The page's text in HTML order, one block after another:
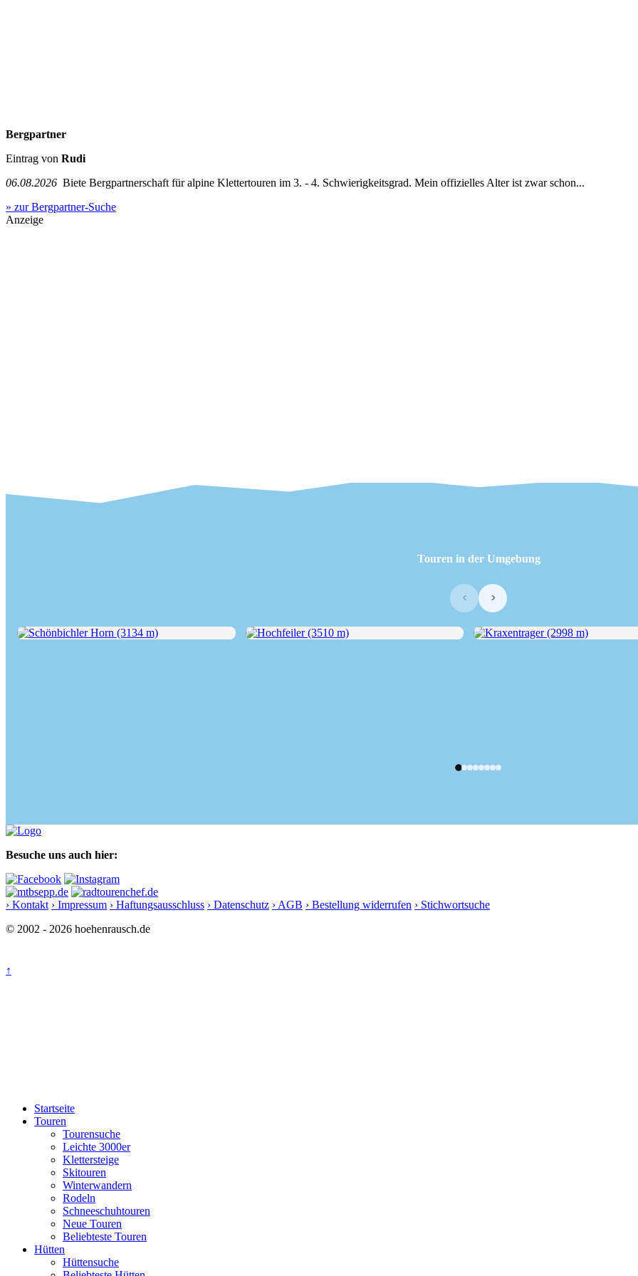
Bergpartner
Eintrag von Rudi
06.08.2026 Biete Bergpartnerschaft für alpine Klettertouren im 3. - 4. Schwierigkeitsgrad. Mein offizielles Alter ist zwar schon...
» zur Bergpartner-Suche
Anzeige
Touren in der Umgebung
‹ ›
Besuche uns auch hier:
› Kontakt › Impressum › Haftungsausschluss › Datenschutz › AGB › Bestellung widerrufen › Stichwortsuche
© 2002 - 2026 hoehenrausch.de
↑
Startseite
Touren
Tourensuche
Leichte 3000er
Klettersteige
Skitouren
Winterwandern
Rodeln
Schneeschuhtouren
Neue Touren
Beliebteste Touren
Hütten
Hüttensuche